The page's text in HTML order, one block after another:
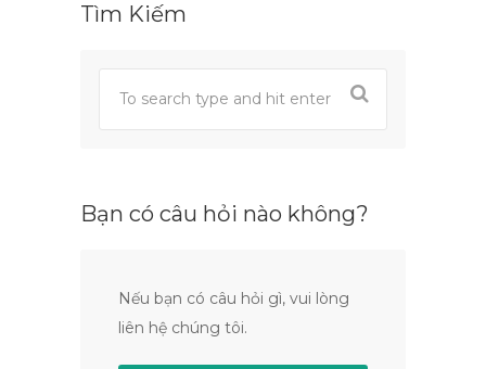
Tìm Kiếm
Bạn có câu hỏi nào không?
Nếu bạn có câu hỏi gì, vui lòng
liên hệ chúng tôi.